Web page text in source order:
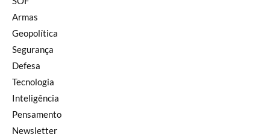
Armas
Geopolítica
Segurança
Defesa
Tecnologia
Inteligência
Pensamento
Newsletter